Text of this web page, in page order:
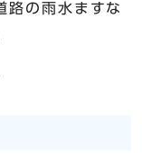
路の雨水ますな